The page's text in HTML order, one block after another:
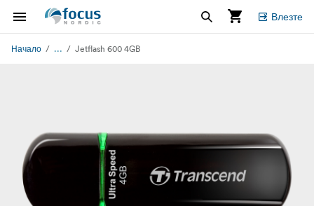
Влезте
Начало ... Jetflash 600 4GB